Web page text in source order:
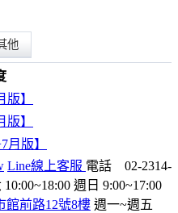
他
】
】
月版】
Line線上客服 電話 02-2314-
10:00~18:00 週日 9:00~17:00
館前路12號8樓 週一~週五